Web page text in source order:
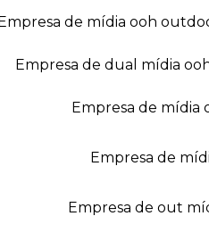
empresa de mídia ooh
empresa de dual mídia
empresa de mídia
empresa de
empresa de out